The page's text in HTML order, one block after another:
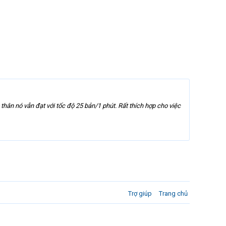
nó vẫn đạt với tốc độ 25 bản/1 phút. Rất thích hợp cho việc
Trợ giúp Trang chủ